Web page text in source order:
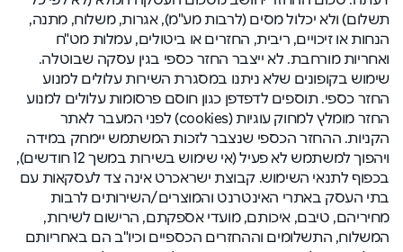
תשלום) ולא יכלול מסים (לרבות מע"מ), אגרות, משלוח, מתנה,
הנחות או זיכויים, ריבית, החזרים או ביטולים, עמלות מט"ח
ואחריות מורחבת. לא ייצבר החזר כספי בגין עסקה שבוטלה.
שימוש בקופונים שלא ניתנו במסגרת השירות עלולים למנוע
החזר כספי. תוספים לדפדפן כגון חוסם פרסומות עלולים למנוע
החזר מומלץ למחוק עוגיות (cookies) לפני המעבר לאתר
הקניות. ההחזר הכספי שנצבר לזכות המשתמש יימחק במידה
ויהפוך למשתמש לא פעיל (אי שימוש בשירות במשך 12 חודשים),
בכפוף לתנאי השימוש. קבוצת ישראכרט אינה צד לעסקאות עם
בתי העסק באתרי האינטרנט והמוצרים/השירותים לרבות
מחיריהם, טיבם, איכותם, מועדי אספקתם, הרישום לשירות,
המשלוח, התשלומים וההחזרים הכספיים וכיו"ב הם באחריותם